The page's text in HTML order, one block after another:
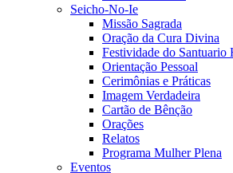
Seicho-No-Ie
Missão Sagrada
Oração da Cura Divina
Festividade do Santuario
Orientação Pessoal
Cerimônias e Práticas
Imagem Verdadeira
Cartão de Bênção
Orações
Relatos
Programa Mulher Plena
Eventos